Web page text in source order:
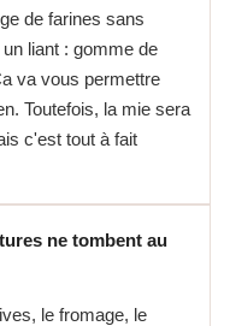
de farines sans
liant : gomme de
va vous permettre
Toutefois, la mie sera
c'est tout à fait
ne tombent au
le fromage, le